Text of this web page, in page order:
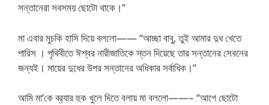
সন্তানেরা সবসময় ছোটো থাকে।”
মা এবার মুচকি হাসি দিয়ে বললো—— “আচ্ছা বাবু, তুই আমার দুধ খেতে
পারিস । পৃথিবীতে ঈশ্বর নারীজাতিকে স্তন দিয়েছে তার সন্তানের সেবনের
জন্যই। মায়ের দুধের উপর সন্তানের অধিকার সর্বাধিক।”
আমি মা’কে ব্র‍্যার হুক খুলে দিতে বলায় মা বললো——– “আগে ছোটো